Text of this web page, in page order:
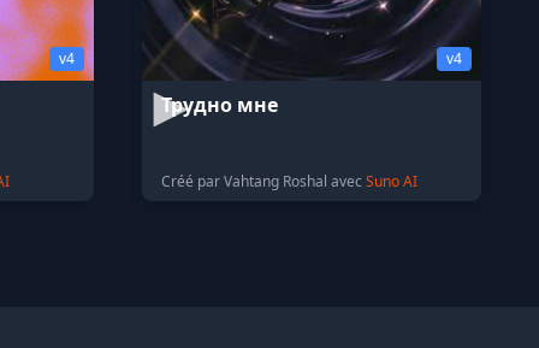
v4 v4
Трудно мне
Créé par Vahtang Roshal avec Suno AI